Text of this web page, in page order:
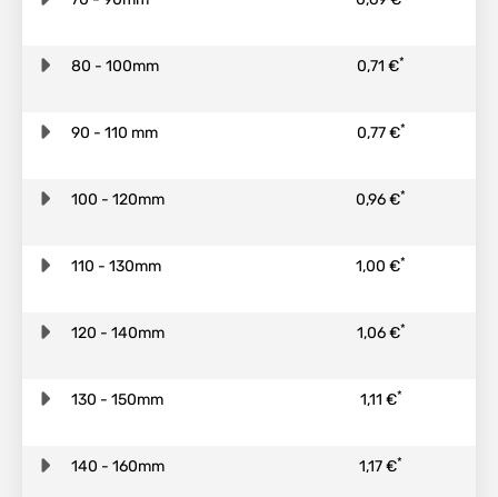
80 - 100mm 0,71 €*
90 - 110 mm 0,77 €*
100 - 120mm 0,96 €*
110 - 130mm 1,00 €*
120 - 140mm 1,06 €*
130 - 150mm 1,11 €*
140 - 160mm 1,17 €*